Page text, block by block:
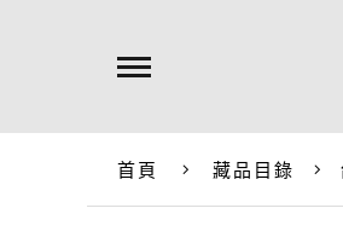
首頁 藏品目錄